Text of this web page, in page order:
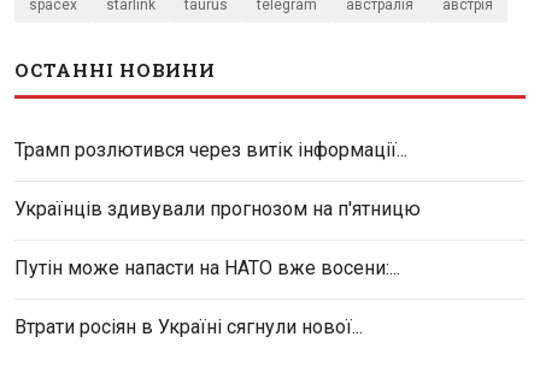
spacex starlink taurus telegram австралія австрія
ОСТАННІ НОВИНИ
Трамп розлютився через витік інформації...
Українців здивували прогнозом на п'ятницю
Путін може напасти на НАТО вже восени:...
Втрати росіян в Україні сягнули нової...